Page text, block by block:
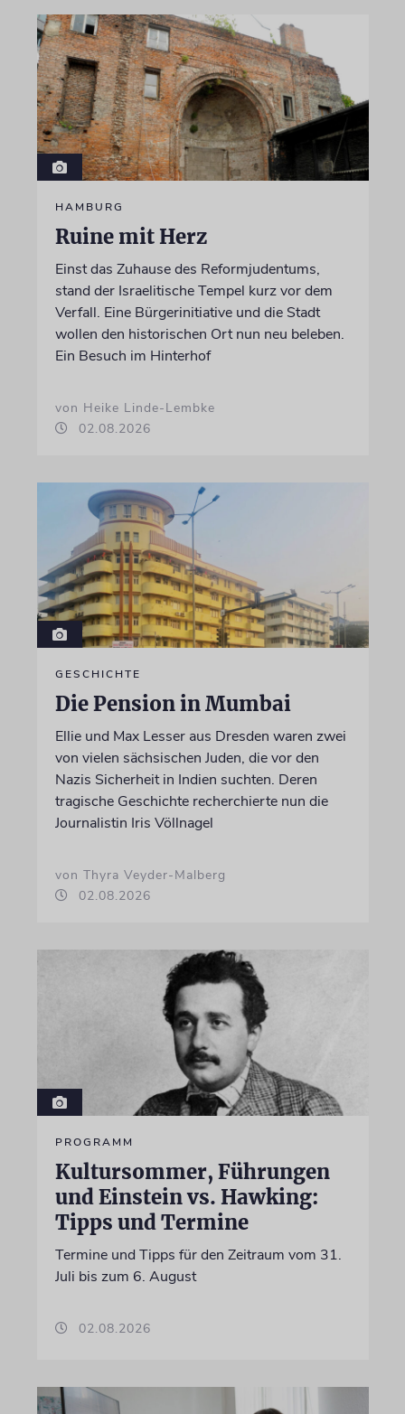
HAMBURG
Ruine mit Herz
Einst das Zuhause des Reformjudentums,
stand der Israelitische Tempel kurz vor dem
Verfall. Eine Bürgerinitiative und die Stadt
wollen den historischen Ort nun neu beleben.
Ein Besuch im Hinterhof
von Heike Linde-Lembke
02.08.2026
GESCHICHTE
Die Pension in Mumbai
Ellie und Max Lesser aus Dresden waren zwei
von vielen sächsischen Juden, die vor den
Nazis Sicherheit in Indien suchten. Deren
tragische Geschichte recherchierte nun die
Journalistin Iris Völlnagel
von Thyra Veyder-Malberg
02.08.2026
PROGRAMM
Kultursommer, Führungen
und Einstein vs. Hawking:
Tipps und Termine
Termine und Tipps für den Zeitraum vom 31.
Juli bis zum 6. August
02.08.2026